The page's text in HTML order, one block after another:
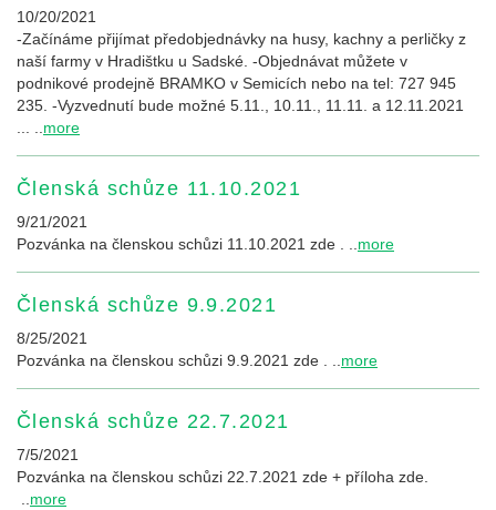
10/20/2021
-Začínáme přijímat předobjednávky na husy, kachny a perličky z
naší farmy v Hradištku u Sadské. -Objednávat můžete v
podnikové prodejně BRAMKO v Semicích nebo na tel: 727 945
235. -Vyzvednutí bude možné 5.11., 10.11., 11.11. a 12.11.2021
more
Členská schůze 11.10.2021
9/21/2021
Pozvánka na členskou schůzi 11.10.2021 zde . .. more
Členská schůze 9.9.2021
8/25/2021
Pozvánka na členskou schůzi 9.9.2021 zde . .. more
Členská schůze 22.7.2021
7/5/2021
Pozvánka na členskou schůzi 22.7.2021 zde + příloha zde.
more